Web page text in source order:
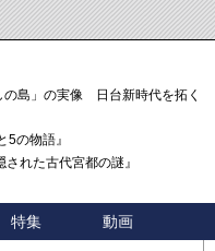
島」の実像 日台新時代を拓く「3
の物語』
れた古代宮都の謎』
特集 動画